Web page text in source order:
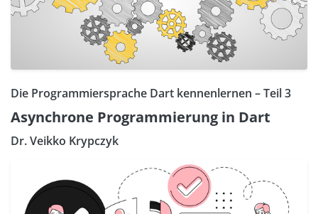
Die Programmiersprache Dart kennenlernen – Teil 3
Asynchrone Programmierung in Dart
Dr. Veikko Krypczyk